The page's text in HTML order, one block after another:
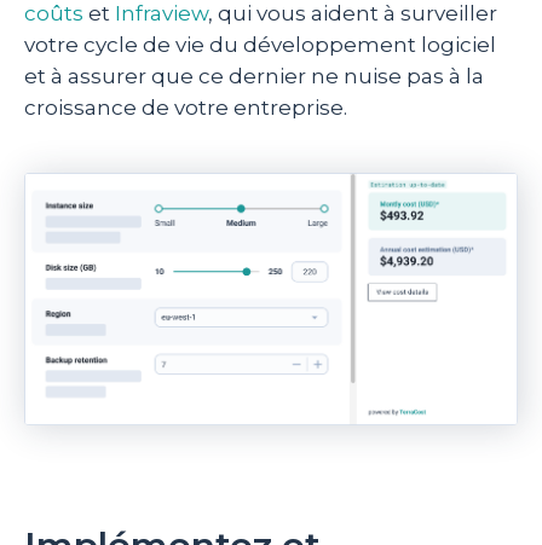
coûts et Infraview, qui vous aident à surveiller
votre cycle de vie du développement logiciel
et à assurer que ce dernier ne nuise pas à la
croissance de votre entreprise.